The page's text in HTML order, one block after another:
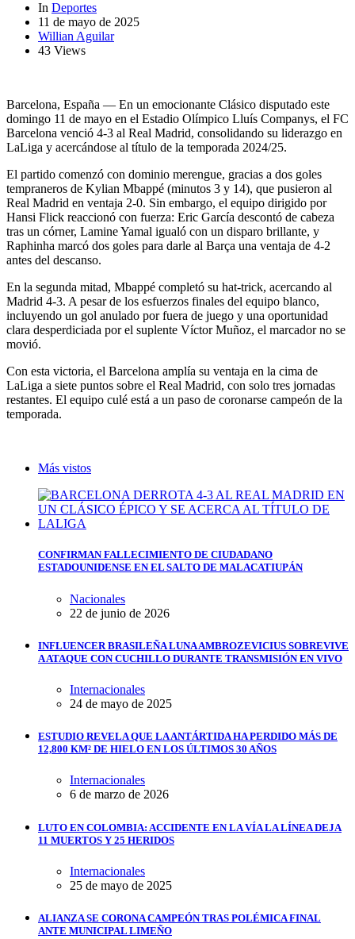
In Deportes
11 de mayo de 2025
Willian Aguilar
43 Views
Barcelona, España — En un emocionante Clásico disputado este
domingo 11 de mayo en el Estadio Olímpico Lluís Companys, el FC
Barcelona venció 4-3 al Real Madrid, consolidando su liderazgo en
LaLiga y acercándose al título de la temporada 2024/25.
El partido comenzó con dominio merengue, gracias a dos goles
tempraneros de Kylian Mbappé (minutos 3 y 14), que pusieron al
Real Madrid en ventaja 2-0. Sin embargo, el equipo dirigido por
Hansi Flick reaccionó con fuerza: Eric García descontó de cabeza
tras un córner, Lamine Yamal igualó con un disparo brillante, y
Raphinha marcó dos goles para darle al Barça una ventaja de 4-2
antes del descanso.
En la segunda mitad, Mbappé completó su hat-trick, acercando al
Madrid 4-3. A pesar de los esfuerzos finales del equipo blanco,
incluyendo un gol anulado por fuera de juego y una oportunidad
clara desperdiciada por el suplente Víctor Muñoz, el marcador no se
movió.
Con esta victoria, el Barcelona amplía su ventaja en la cima de
LaLiga a siete puntos sobre el Real Madrid, con solo tres jornadas
restantes. El equipo culé está a un paso de coronarse campeón de la
temporada.
Más vistos
CONFIRMAN FALLECIMIENTO DE CIUDADANO
ESTADOUNIDENSE EN EL SALTO DE MALACATIUPÁN
Nacionales
22 de junio de 2026
INFLUENCER BRASILEÑA LUNA AMBROZEVICIUS SOBREVIVE
A ATAQUE CON CUCHILLO DURANTE TRANSMISIÓN EN VIVO
Internacionales
24 de mayo de 2025
ESTUDIO REVELA QUE LA ANTÁRTIDA HA PERDIDO MÁS DE
12,800 KM² DE HIELO EN LOS ÚLTIMOS 30 AÑOS
Internacionales
6 de marzo de 2026
LUTO EN COLOMBIA: ACCIDENTE EN LA VÍA LA LÍNEA DEJA
11 MUERTOS Y 25 HERIDOS
Internacionales
25 de mayo de 2025
ALIANZA SE CORONA CAMPEÓN TRAS POLÉMICA FINAL
ANTE MUNICIPAL LIMEÑO